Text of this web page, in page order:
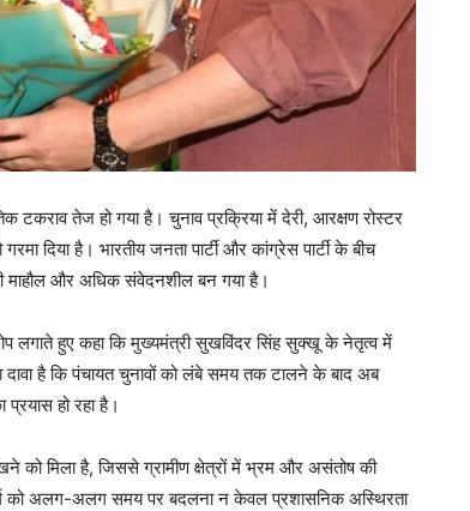
टकराव तेज हो गया है। चुनाव प्रक्रिया में देरी, आरक्षण रोस्टर
दिया है। भारतीय जनता पार्टी और कांग्रेस पार्टी के बीच
माहौल और अधिक संवेदनशील बन गया है।
लगाते हुए कहा कि मुख्यमंत्री सुखविंदर सिंह सुक्खू के नेतृत्व में
दावा है कि पंचायत चुनावों को लंबे समय तक टालने के बाद अब
हो रहा है।
को मिला है, जिससे ग्रामीण क्षेत्रों में भ्रम और असंतोष की
को अलग-अलग समय पर बदलना न केवल प्रशासनिक अस्थिरता